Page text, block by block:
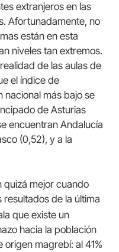
extranjeros en las
Afortunadamente, no
están en esta
niveles tan extremos.
de las aulas de
el índice de
más bajo se
de Asturias
encuentran Andalucía
(0,52), y a la
quizá mejor cuando
de la última
que existe un
hacia la población
magrebí: al 41%